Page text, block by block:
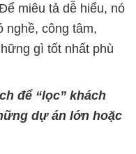
miêu tả dễ hiểu, nó
nghề, công tâm,
gì tốt nhất phù
để “lọc” khách
dự án lớn hoặc